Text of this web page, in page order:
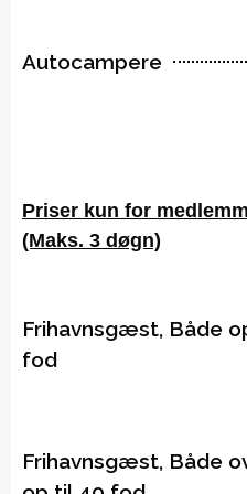
Autocampere
Priser kun for
(Maks. 3 døgn)
Frihavnsgæst, Både
fod
Frihavnsgæst, Både